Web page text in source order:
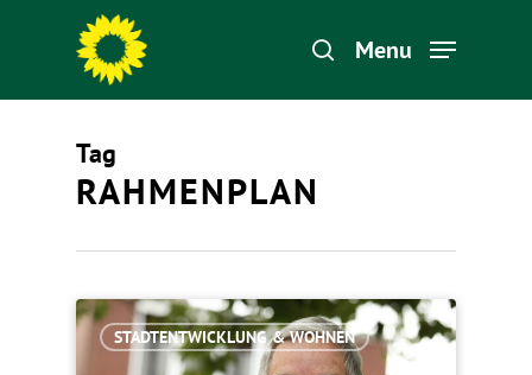
Hit enter to search or ESC to close
Menu
Tag
RAHMENPLAN
STADTENTWICKLUNG & WOHNEN